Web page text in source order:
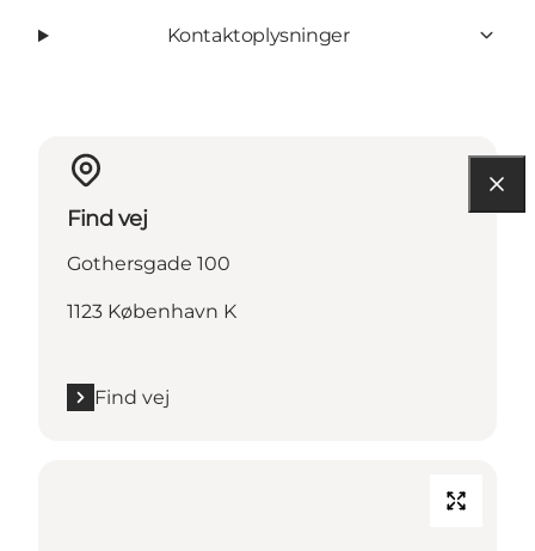
Kontaktoplysninger
Find vej
Gothersgade 100
1123 København K
Find vej